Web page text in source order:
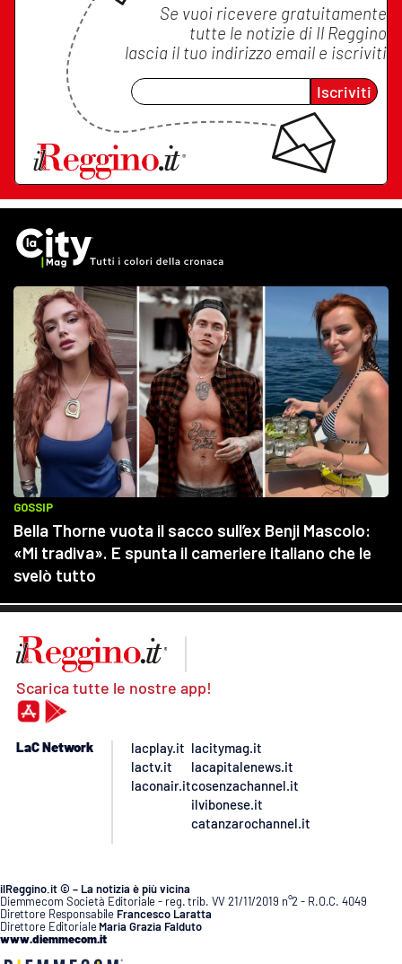
Se vuoi ricevere gratuitamente
tutte le notizie di Il Reggino
lascia il tuo indirizzo email e iscriviti
Iscriviti
Scarica tutte le nostre app!
LaC Network
lacplay.it
lactv.it
laconair.it
lacitymag.it
lacapitalenews.it
cosenzachannel.it
ilvibonese.it
catanzarochannel.it
ilReggino.it © – La notizia è più vicina
Diemmecom Società Editoriale - reg. trib. VV 21/11/2019 n°2 - R.O.C. 4049
Direttore Responsabile Francesco Laratta
Direttore Editoriale Maria Grazia Falduto
www.diemmecom.it